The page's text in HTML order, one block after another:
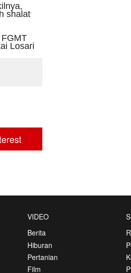
shalat
Losari
VIDEO
Berita
Hiburan
Pertanian
Film